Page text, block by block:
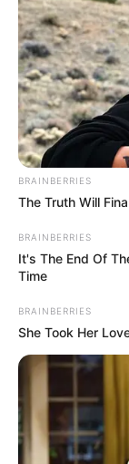
BRAINBERRIES
The Truth Will
BRAINBERRIES
It's The End Of
Time
BRAINBERRIES
She Took Her